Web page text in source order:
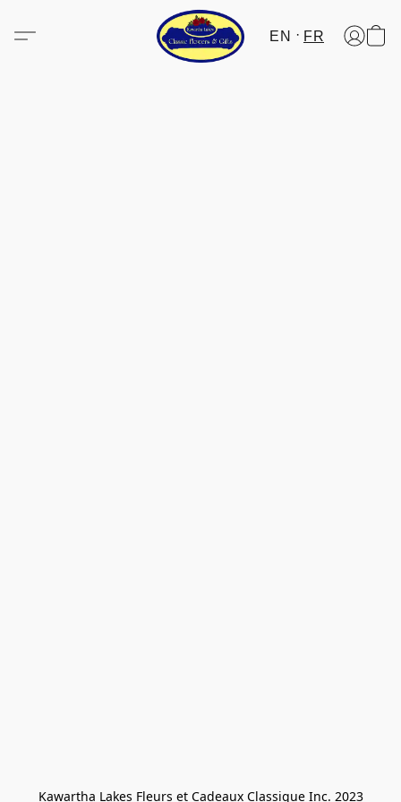
EN FR
Kawartha Lakes Fleurs et Cadeaux Classique Inc. 2023